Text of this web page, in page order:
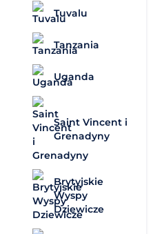
Tuvalu
Tanzania
Uganda
Saint Vincent i
Grenadyny
Brytyjskie
Wyspy
Dziewicze